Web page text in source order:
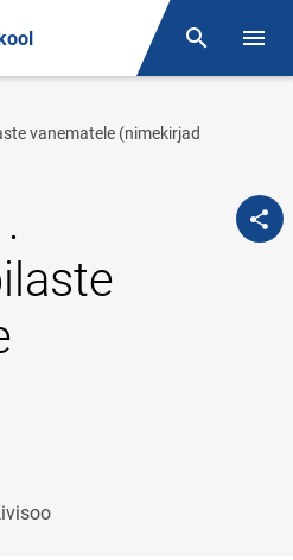
Otsing
vanematele (nimekirjad